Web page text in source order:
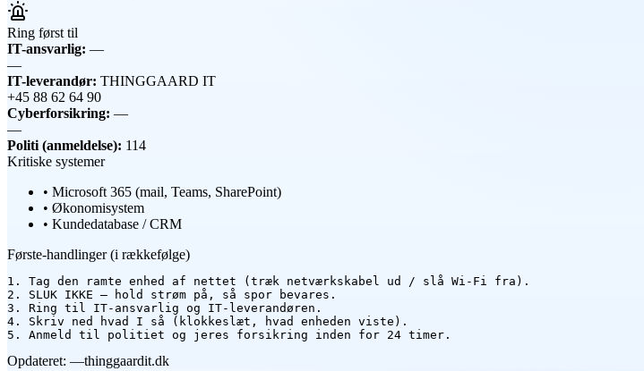
Ring først til
IT-ansvarlig: —
—
IT-leverandør: THINGGAARD IT
+45 88 62 64 90
Cyberforsikring: —
—
Politi (anmeldelse): 114
Kritiske systemer
• Microsoft 365 (mail, Teams, SharePoint)
• Økonomisystem
• Kundedatabase / CRM
Første-handlinger (i rækkefølge)
1. Tag den ramte enhed af nettet (træk netværkskabel ud / slå Wi-Fi fra).
2. SLUK IKKE — hold strøm på, så spor bevares.
3. Ring til IT-ansvarlig og IT-leverandøren.
4. Skriv ned hvad I så (klokkeslæt, hvad enheden viste).
5. Anmeld til politiet og jeres forsikring inden for 24 timer.
Opdateret: —thinggaardit.dk